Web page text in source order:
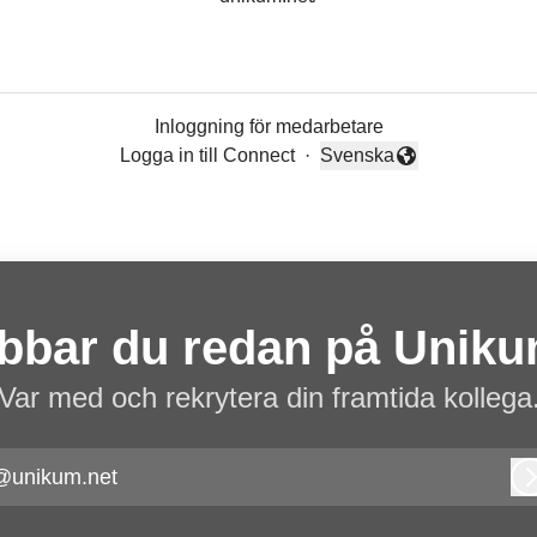
Inloggning för medarbetare
Logga in till Connect
·
Byt språk
Svenska
du redan på
med och rekrytera din framtida kollega.